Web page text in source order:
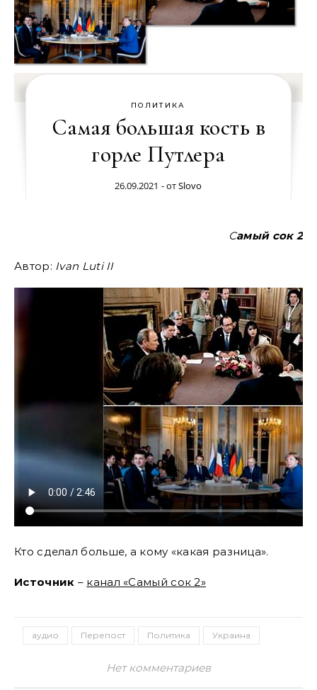
ПОЛИТИКА
Самая большая кость в
горле Путлера
26.09.2021 - отSlovo
Самый сок 2
Автор: Ivan Luti II
Кто сделал больше, а кому «какая разница».
Источник – канал «Самый сок 2»
аудио Перепост Политика Украина
Нет комментариев